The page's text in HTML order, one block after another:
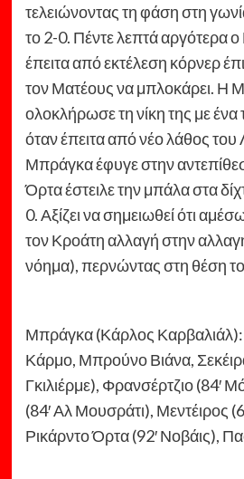
τελειώνοντας τη φάση στη
το 2-0. Πέντε λεπτά αργότερα ο
έπειτα από εκτέλεση κόρνερ
τον Ματέους να μπλοκάρει. Η
ολοκλήρωσε τη νίκη της με ένα
όταν έπειτα από νέο λάθος του
Μπράγκα έφυγε στην
Όρτα έστειλε την μπάλα στα
0. Αξίζει να σημειωθεί ότι
τον Κροάτη αλλαγή στην
νόημα), περνώντας στη θέση
Μπράγκα (Κάρλος
Κάρμο, Μπρούνο Βιάνα,
Γκιλιέρμε), Φρανσέρτζιο (84′
(84′ Αλ Μουσράτι), Μεντέιρος
Ρικάρντο Όρτα (92′ Νοβάις),